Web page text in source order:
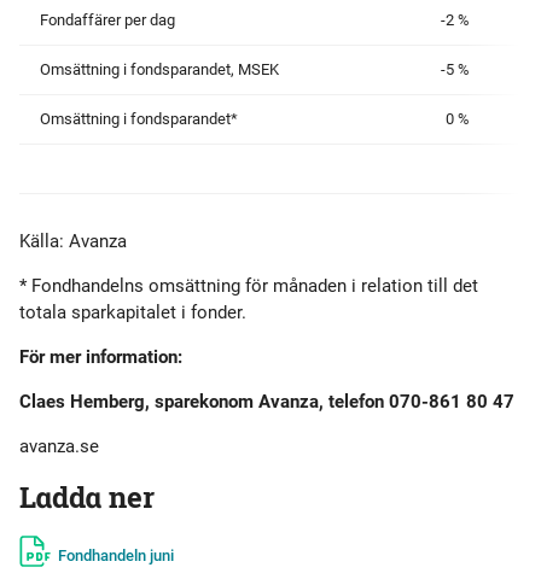
Fondaffärer per dag -2 %
Omsättning i fondsparandet, MSEK -5 %
Omsättning i fondsparandet* 0 %
Källa: Avanza
* Fondhandelns omsättning för månaden i relation till det
totala sparkapitalet i fonder.
För mer information:
Claes Hemberg, sparekonom Avanza, telefon 070-861 80 47
avanza.se
Ladda ner
Fondhandeln juni